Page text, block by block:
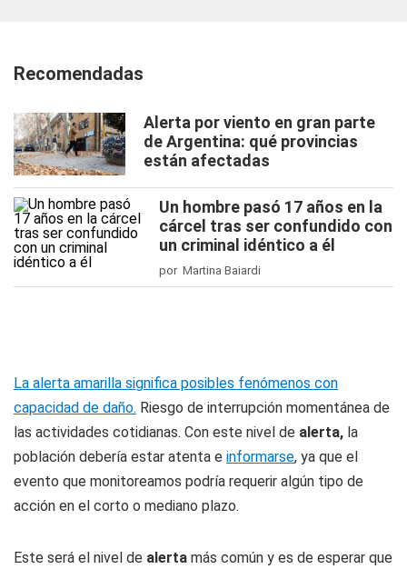
Recomendadas
Alerta por viento en gran parte
de Argentina: qué provincias
están afectadas
Un hombre pasó 17 años en la
cárcel tras ser confundido con
un criminal idéntico a él
por Martina Baiardi
La alerta amarilla significa posibles fenómenos con
capacidad de daño. Riesgo de interrupción momentánea de
las actividades cotidianas. Con este nivel de alerta, la
población debería estar atenta e informarse, ya que el
evento que monitoreamos podría requerir algún tipo de
acción en el corto o mediano plazo.
Este será el nivel de alerta más común y es de esperar que